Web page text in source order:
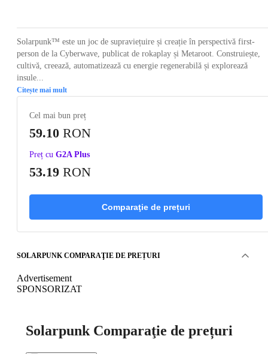
Solarpunk™ este un joc de supraviețuire și creație în perspectivă first-
person de la Cyberwave, publicat de rokaplay și Metaroot. Construiește,
cultivă, creează, automatizează cu energie regenerabilă și explorează
insule...
Citește mai mult
Cel mai bun preț
59.10 RON
Preț cu G2A Plus
53.19 RON
Comparaţie de prețuri
SOLARPUNK COMPARAŢIE DE PREȚURI
Advertisement
SPONSORIZAT
Solarpunk Comparaţie de prețuri